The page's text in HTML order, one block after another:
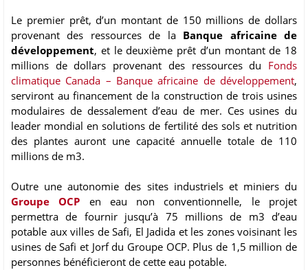
Le premier prêt, d’un montant de 150 millions de dollars
provenant des ressources de la Banque africaine de
développement, et le deuxième prêt d’un montant de 18
millions de dollars provenant des ressources du Fonds
climatique Canada – Banque africaine de développement,
serviront au financement de la construction de trois usines
modulaires de dessalement d’eau de mer. Ces usines du
leader mondial en solutions de fertilité des sols et nutrition
des plantes auront une capacité annuelle totale de 110
millions de m3.
Outre une autonomie des sites industriels et miniers du
Groupe OCP en eau non conventionnelle, le projet
permettra de fournir jusqu’à 75 millions de m3 d’eau
potable aux villes de Safi, El Jadida et les zones voisinant les
usines de Safi et Jorf du Groupe OCP. Plus de 1,5 million de
personnes bénéficieront de cette eau potable.